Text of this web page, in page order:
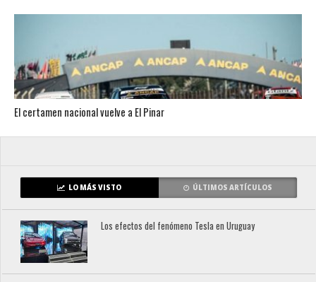
El certamen nacional vuelve a El Pinar
LO MÁS VISTO ÚLTIMOS ARTÍCULOS
Los efectos del fenómeno Tesla en Uruguay